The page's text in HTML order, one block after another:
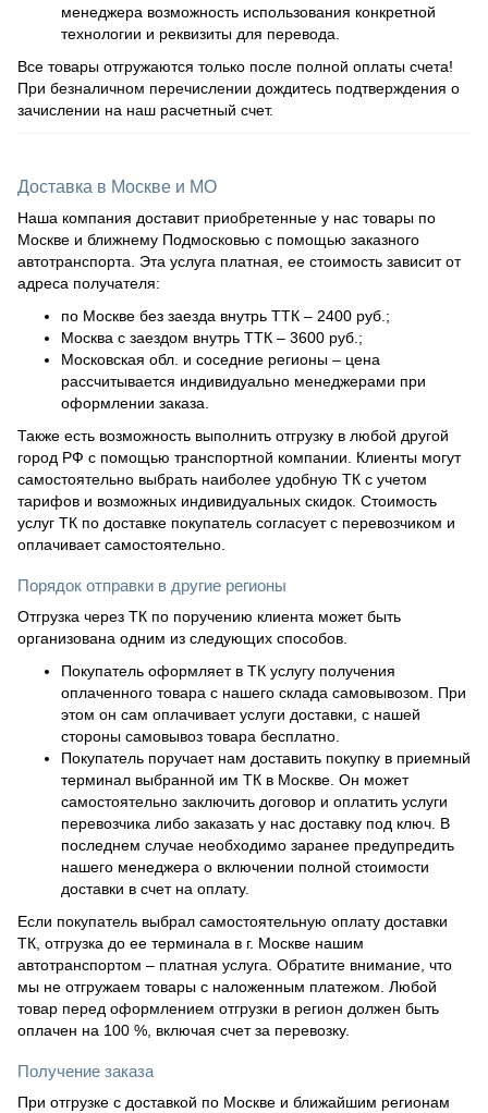
менеджера возможность использования конкретной
технологии и реквизиты для перевода.
Все товары отгружаются только после полной оплаты счета!
При безналичном перечислении дождитесь подтверждения о
зачислении на наш расчетный счет.
Доставка в Москве и МО
Наша компания доставит приобретенные у нас товары по
Москве и ближнему Подмосковью с помощью заказного
автотранспорта. Эта услуга платная, ее стоимость зависит от
адреса получателя:
по Москве без заезда внутрь ТТК – 2400 руб.;
Москва с заездом внутрь ТТК – 3600 руб.;
Московская обл. и соседние регионы – цена
рассчитывается индивидуально менеджерами при
оформлении заказа.
Также есть возможность выполнить отгрузку в любой другой
город РФ с помощью транспортной компании. Клиенты могут
самостоятельно выбрать наиболее удобную ТК с учетом
тарифов и возможных индивидуальных скидок. Стоимость
услуг ТК по доставке покупатель согласует с перевозчиком и
оплачивает самостоятельно.
Порядок отправки в другие регионы
Отгрузка через ТК по поручению клиента может быть
организована одним из следующих способов.
Покупатель оформляет в ТК услугу получения
оплаченного товара с нашего склада самовывозом. При
этом он сам оплачивает услуги доставки, с нашей
стороны самовывоз товара бесплатно.
Покупатель поручает нам доставить покупку в приемный
терминал выбранной им ТК в Москве. Он может
самостоятельно заключить договор и оплатить услуги
перевозчика либо заказать у нас доставку под ключ. В
последнем случае необходимо заранее предупредить
нашего менеджера о включении полной стоимости
доставки в счет на оплату.
Если покупатель выбрал самостоятельную оплату доставки
ТК, отгрузка до ее терминала в г. Москве нашим
автотранспортом – платная услуга. Обратите внимание, что
мы не отгружаем товары с наложенным платежом. Любой
товар перед оформлением отгрузки в регион должен быть
оплачен на 100 %, включая счет за перевозку.
Получение заказа
При отгрузке с доставкой по Москве и ближайшим регионам